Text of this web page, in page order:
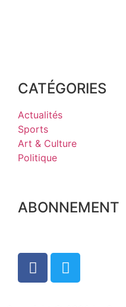
CATÉGORIES
Actualités
Sports
Art & Culture
Politique
ABONNEMENT